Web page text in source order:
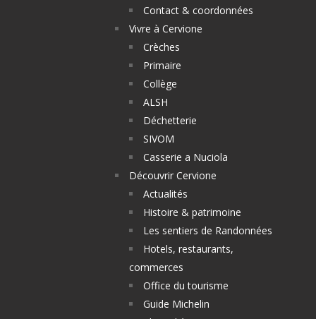
Contact & coordonnées
Vivre à Cervione
Crèches
Primaire
Collège
ALSH
Déchetterie
SIVOM
Casserie a Nuciola
Découvrir Cervione
Actualités
Histoire & patrimoine
Les sentiers de Randonnées
Hotels, restaurants,
commerces
Office du tourisme
Guide Michelin